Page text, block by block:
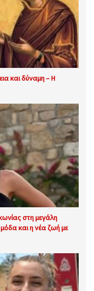
και δύναμη – Η
στη μεγάλη
και η νέα ζωή με